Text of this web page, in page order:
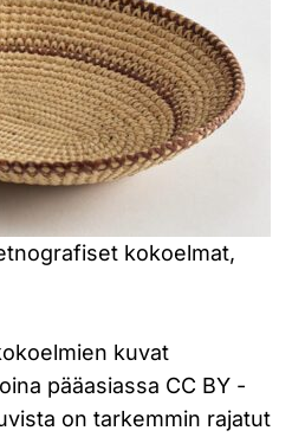
kokoelmat,
kuvat
pääasiassa CC BY -
on tarkemmin rajatut